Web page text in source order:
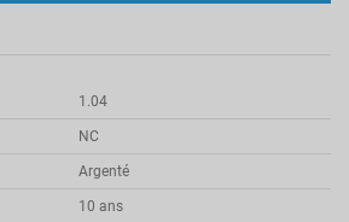
1.04
NC
Argenté
10 ans